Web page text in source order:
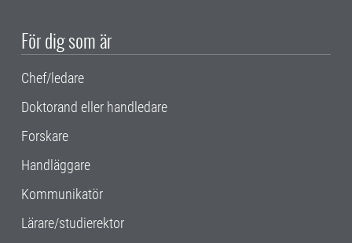
För dig som är
Chef/ledare
Doktorand eller handledare
Forskare
Handläggare
Kommunikatör
Lärare/studierektor